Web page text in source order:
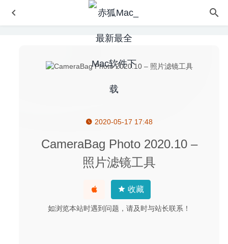
2020-05-17 17:48
CameraBag Photo 2020.10 –
照片滤镜工具
收藏
如浏览本站时遇到问题，请及时与站长联系！
Planner 5D 4.17 中文版-易于使用的2D/3D室内设计工具
FireStream 2.0 – 优秀的UPnP/DLNA媒体服务器
Deskovery 3.3 for Mac- 窗口增强型特效工具
Sublime Text 4.0 (4077) Dev 中文版-非常出色的代码编辑
2020-07-12